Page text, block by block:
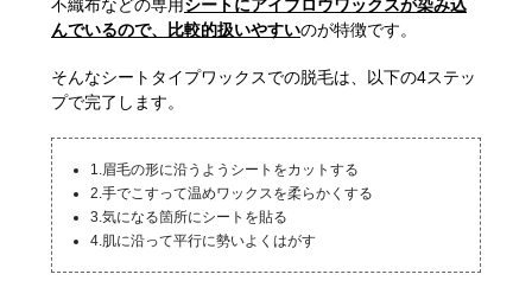
不織布などの専用シートにアイブロウワックスが染み込
んでいるので、比較的扱いやすいのが特徴です。
そんなシートタイプワックスでの脱毛は、以下の4ステッ
プで完了します。
1.眉毛の形に沿うようシートをカットする
2.手でこすって温めワックスを柔らかくする
3.気になる箇所にシートを貼る
4.肌に沿って平行に勢いよくはがす